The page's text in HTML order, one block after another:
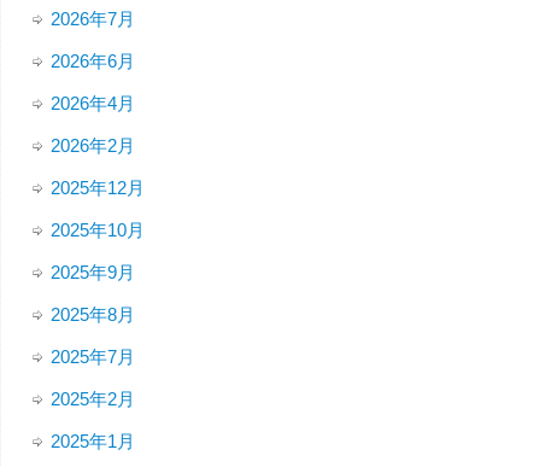
2026年7月
2026年6月
2026年4月
2026年2月
2025年12月
2025年10月
2025年9月
2025年8月
2025年7月
2025年2月
2025年1月